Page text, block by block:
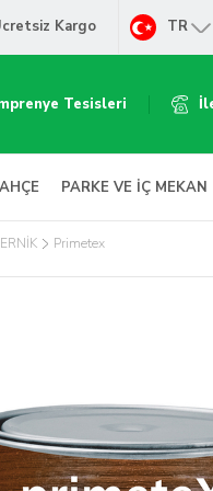
Kargo TR
Tesisleri
PARKE VE İÇ MEKAN
Primetex